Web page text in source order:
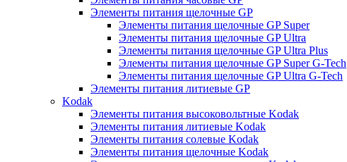
Элементы питания щелочные GP
Элементы питания щелочные GP Super
Элементы питания щелочные GP Ultra
Элементы питания щелочные GP Ultra Plus
Элементы питания щелочные GP Super G-Tech
Элементы питания щелочные GP Ultra G-Tech
Элементы питания литиевые GP
Kodak
Элементы питания высоковольтные Kodak
Элементы питания литиевые Kodak
Элементы питания солевые Kodak
Элементы питания щелочные Kodak